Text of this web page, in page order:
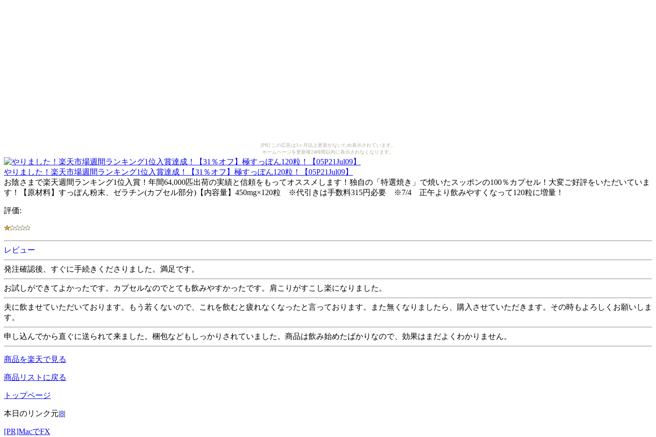
[PR] この広告は3ヶ月以上更新がないため表示されています。
ホームページを更新後24時間以内に表示されなくなります。
やりました！楽天市場週間ランキング1位入賞達成！【31％オフ】極すっぽん120粒！【05P21Jul09】
お陰さまで楽天週間ランキング1位入賞！年間64,000匹出荷の実績と信頼をもってオススメします！独自の「特選焼き」で焼いたスッポンの100％カプセル！大変ご好評をいただいていま
す！【原材料】すっぽん粉末、ゼラチン(カプセル部分)【内容量】450mg×120粒 ※代引きは手数料315円必要 ※7/4 正午より飲みやすくなって120粒に増量！
評価:
レビュー
発注確認後、すぐに手続きくださりました。満足です。
お試しができてよかったです。カプセルなのでとても飲みやすかったです。肩こりがすこし楽になりました。
夫に飲ませていただいております。もう若くないので、これを飲むと疲れなくなったと言っております。また無くなりましたら、購入させていただきます。その時もよろしくお願いしま
す。
申し込んでから直ぐに送られて来ました。梱包などもしっかりされていました。商品は飲み始めたばかりなので、効果はまだよくわかりません。
商品を楽天で見る
商品リストに戻る
トップページ
本日のリンク元|8|
[PR]MacでFX